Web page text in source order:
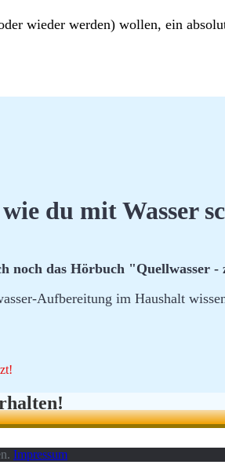
wieder werden) wollen, ein
du mit Wasser
noch das Hörbuch "Quellwasser -
Aufbereitung im Haushalt
Impressum